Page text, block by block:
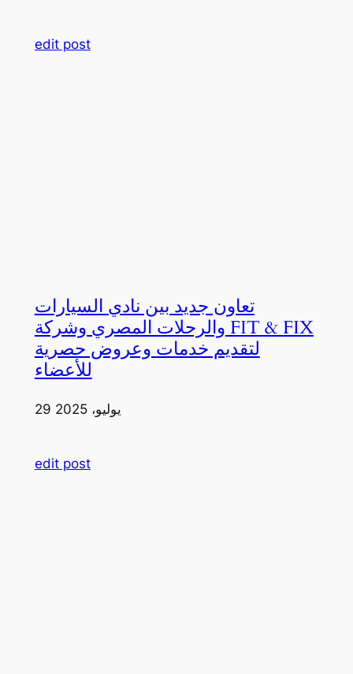
edit post
تعاون جديد بين نادي السيارات
والرحلات المصري وشركة FIT & FIX
لتقديم خدمات وعروض حصرية
للأعضاء
29 يوليو، 2025
edit post